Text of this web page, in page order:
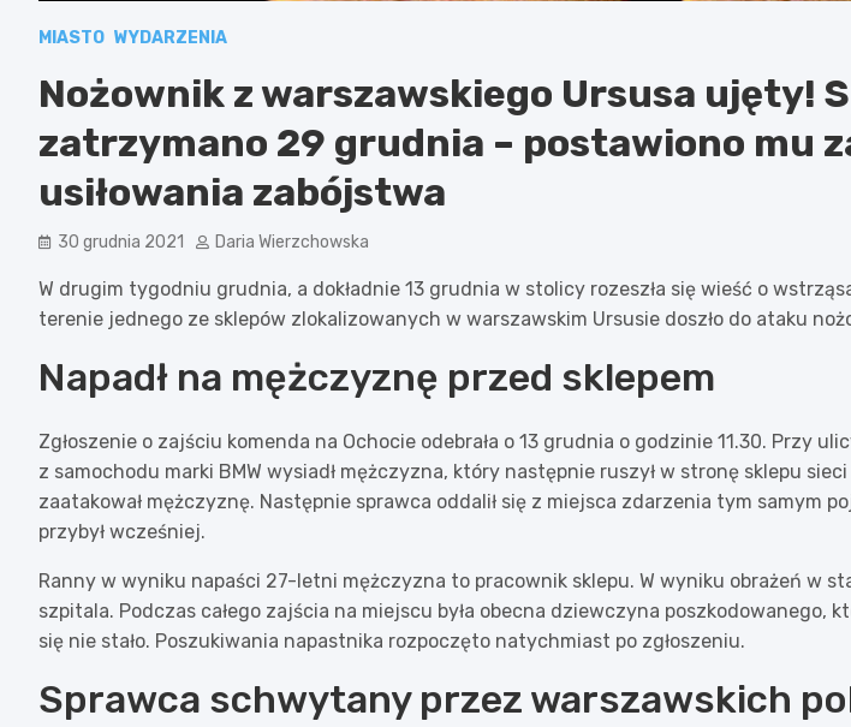
MIASTO WYDARZENIA
Nożownik z warszawskiego Ursusa ujęty!
zatrzymano 29 grudnia – postawiono mu
usiłowania zabójstwa
30 grudnia 2021 Daria Wierzchowska
W drugim tygodniu grudnia, a dokładnie 13 grudnia w stolicy rozeszła się wieść o
terenie jednego ze sklepów zlokalizowanych w warszawskim Ursusie doszło do ataku
Napadł na mężczyznę przed sklepem
Zgłoszenie o zajściu komenda na Ochocie odebrała o 13 grudnia o godzinie 11.30. Przy
z samochodu marki BMW wysiadł mężczyzna, który następnie ruszył w stronę sklepu
zaatakował mężczyznę. Następnie sprawca oddalił się z miejsca zdarzenia tym samym
przybył wcześniej.
Ranny w wyniku napaści 27-letni mężczyzna to pracownik sklepu. W wyniku obrażeń w
szpitala. Podczas całego zajścia na miejscu była obecna dziewczyna poszkodowanego,
się nie stało. Poszukiwania napastnika rozpoczęto natychmiast po zgłoszeniu.
Sprawca schwytany przez warszawskich